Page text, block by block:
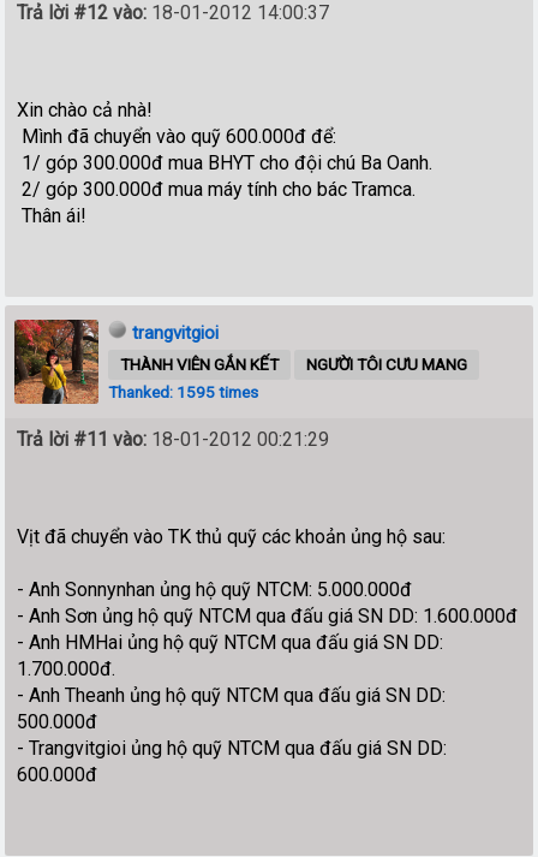
Trả lời #12 vào: 18-01-2012 14:00:37
Xin chào cả nhà!
Mình đã chuyển vào quỹ 600.000đ để:
1/ góp 300.000đ mua BHYT cho đội chú Ba Oanh.
2/ góp 300.000đ mua máy tính cho bác Tramca.
Thân ái!
trangvitgioi
THÀNH VIÊN GẮN KẾT
NGƯỜI TÔI CƯU MANG
Thanked: 1595 times
Trả lời #11 vào: 18-01-2012 00:21:29
Vịt đã chuyển vào TK thủ quỹ các khoản ủng hộ sau:
- Anh Sonnynhan ủng hộ quỹ NTCM: 5.000.000đ
- Anh Sơn ủng hộ quỹ NTCM qua đấu giá SN DD: 1.600.000đ
- Anh HMHai ủng hộ quỹ NTCM qua đấu giá SN DD:
1.700.000đ.
- Anh Theanh ủng hộ quỹ NTCM qua đấu giá SN DD:
500.000đ
- Trangvitgioi ủng hộ quỹ NTCM qua đấu giá SN DD:
600.000đ